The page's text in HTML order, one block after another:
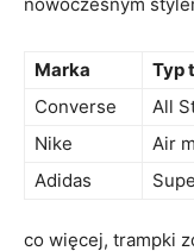
Marka Typ
Converse
All
Nike
Air
Adidas
co więcej, trampki